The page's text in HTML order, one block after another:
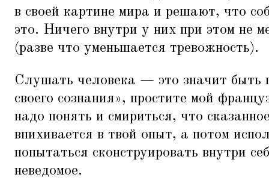
в своей картине мира и решают, что
это. Ничего внутри у них при этом не
(разве что уменьшается тревожность).
Слушать человека — это значит быть
своего сознания», простите мой
надо понять и смириться, что
впихивается в твой опыт, а потом
попытаться сконструировать внутри
неведомое.